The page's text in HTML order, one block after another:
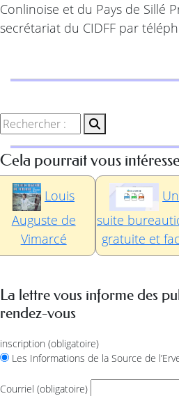
Conlinoise et du Pays de Sillé
secrétariat du CIDFF par
Cela pourrait vous
Louis
Auguste de
Vimarcé
suite
gratuite et
La lettre vous informe des
rendez-vous
inscription (obligatoire)
Les Informations de la Source de
Courriel (obligatoire)